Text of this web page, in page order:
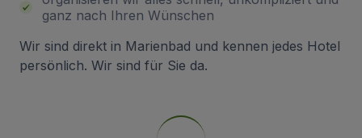
ganz nach Ihren Wünschen
Wir sind direkt in Marienbad und kennen jedes Hotel
persönlich. Wir sind für Sie da.